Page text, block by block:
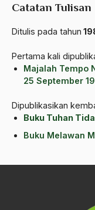
Catatan Tulisan
Ditulis pada tahun
Pertama kali
Majalah Tempo
25 September
Dipublikasikan
Buku Tuhan
Buku Melawan
Alvin W. Gouldner
Amangkurat
Amar Ma'ruf Nahi
ambisi politik
Ambivalen
ambon
amerika latin